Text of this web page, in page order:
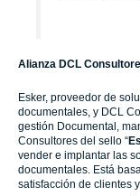
Alianza DCL
Esker, proveedor de
documentales, y DCL
gestión Documental,
Consultores del sello “
vender e implantar las
documentales. Está
satisfacción de clientes